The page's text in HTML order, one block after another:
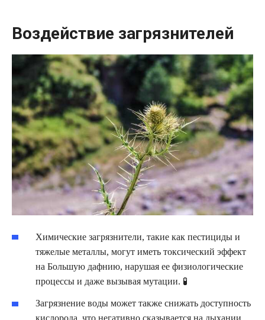
Воздействие загрязнителей
Химические загрязнители, такие как пестициды и
тяжелые металлы, могут иметь токсический эффект
на Большую дафнию, нарушая ее физиологические
процессы и даже вызывая мутации. 🧪
Загрязнение воды может также снижать доступность